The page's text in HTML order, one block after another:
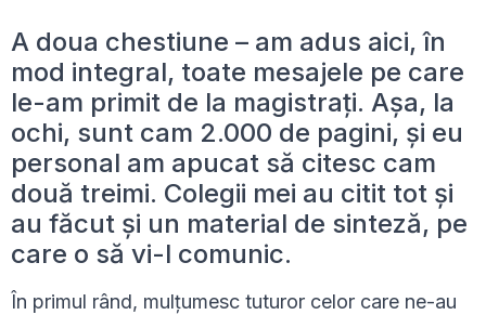
A doua chestiune – am adus aici, în
mod integral, toate mesajele pe care
le-am primit de la magistrați. Așa, la
ochi, sunt cam 2.000 de pagini, și eu
personal am apucat să citesc cam
două treimi. Colegii mei au citit tot și
au făcut și un material de sinteză, pe
care o să vi-l comunic.
În primul rând, mulțumesc tuturor celor care ne-au